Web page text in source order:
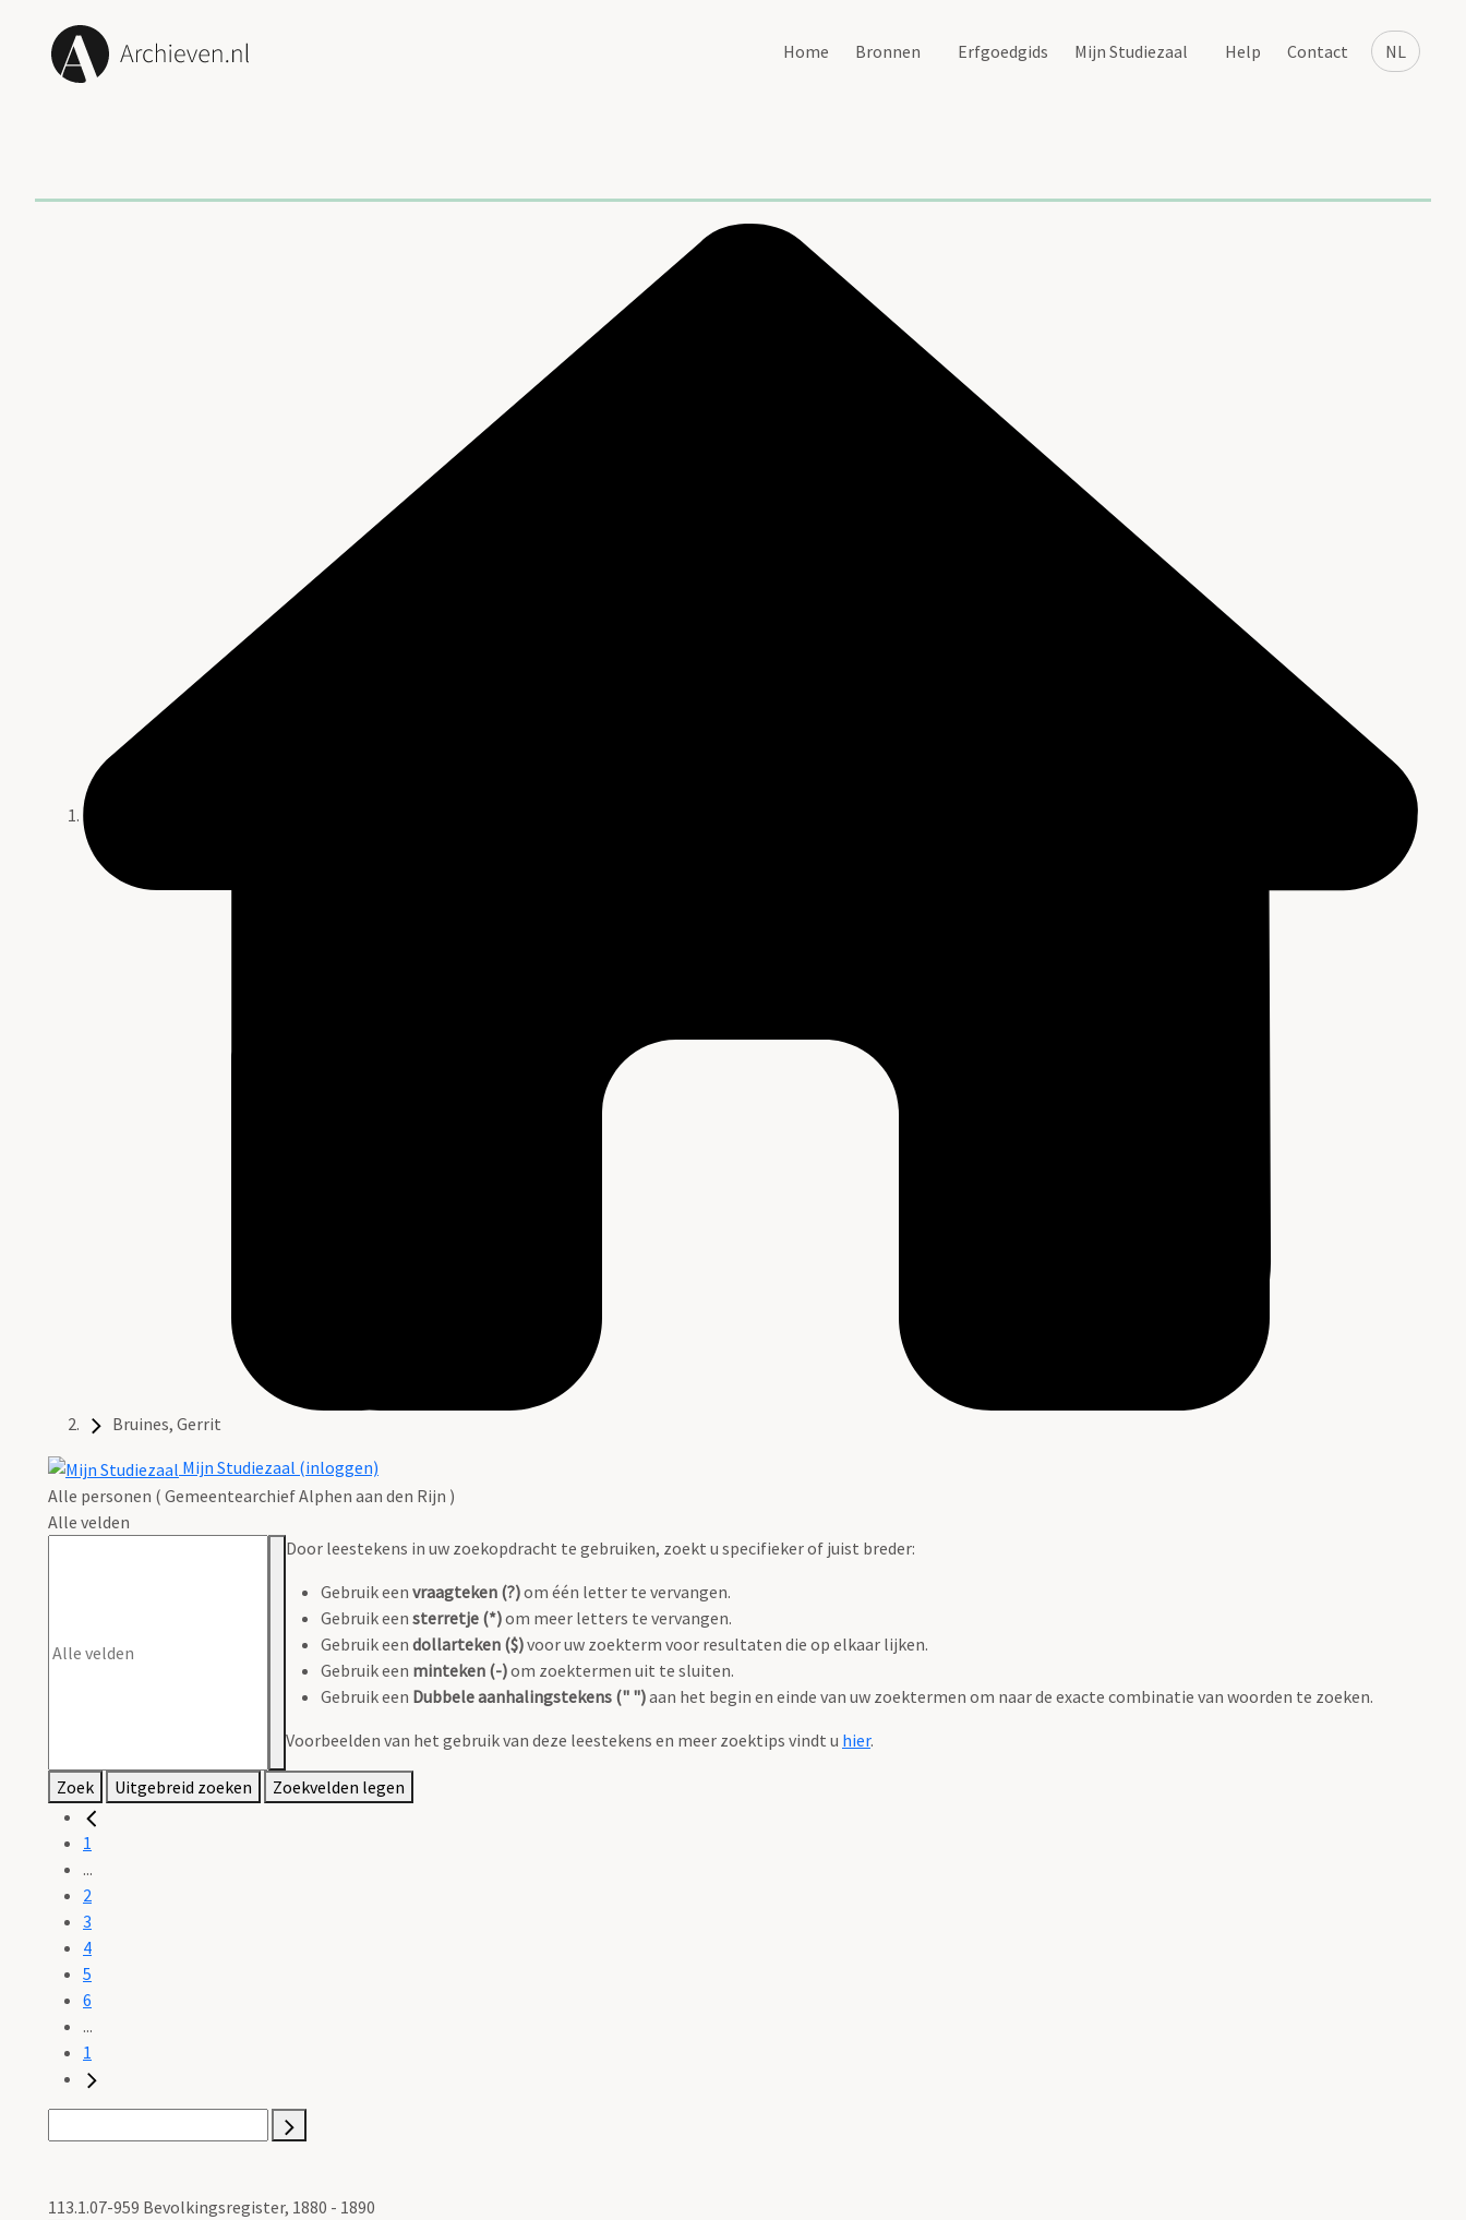
NL
Home Bronnen Erfgoedgids Mijn Studiezaal Help Contact
Bruines, Gerrit
Mijn Studiezaal (inloggen)
Alle personen ( Gemeentearchief Alphen aan den Rijn )
Alle velden
Door leestekens in uw zoekopdracht te gebruiken, zoekt u specifieker of juist breder:
Gebruik een vraagteken (?)om één letter te vervangen.
Gebruik een sterretje (*)om meer letters te vervangen.
Gebruik een dollarteken ($)voor uw zoekterm voor resultaten die op elkaar lijken.
Gebruik een minteken (-)om zoektermen uit te sluiten.
Gebruik een Dubbele aanhalingstekens (" ")aan het begin en einde van uw zoektermen om naar de exacte combinatie van woorden te zoeken.
Voorbeelden van het gebruik van deze leestekens en meer zoektips vindt u hier.
Zoek Uitgebreid zoeken Zoekvelden legen
1
...
2
3
4
5
6
...
1
113.1.07-959 Bevolkingsregister, 1880 - 1890